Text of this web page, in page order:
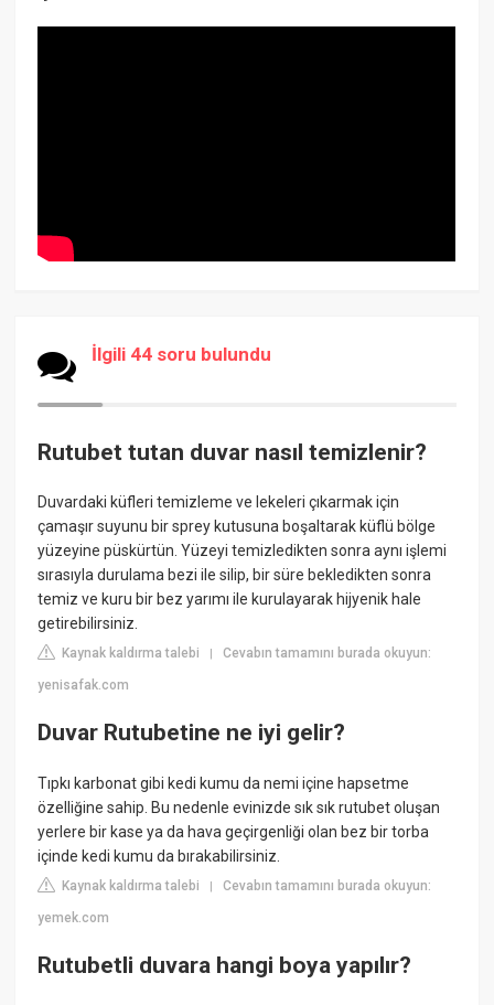
İlgili 44 soru bulundu
Rutubet tutan duvar nasıl temizlenir?
Duvardaki küfleri temizleme ve lekeleri çıkarmak için
çamaşır suyunu bir sprey kutusuna boşaltarak küflü bölge
yüzeyine püskürtün. Yüzeyi temizledikten sonra aynı işlemi
sırasıyla durulama bezi ile silip, bir süre bekledikten sonra
temiz ve kuru bir bez yarımı ile kurulayarak hijyenik hale
getirebilirsiniz.
Kaynak kaldırma talebi |Cevabın tamamını burada okuyun:
yenisafak.com
Duvar Rutubetine ne iyi gelir?
Tıpkı karbonat gibi kedi kumu da nemi içine hapsetme
özelliğine sahip. Bu nedenle evinizde sık sık rutubet oluşan
yerlere bir kase ya da hava geçirgenliği olan bez bir torba
içinde kedi kumu da bırakabilirsiniz.
Kaynak kaldırma talebi |Cevabın tamamını burada okuyun:
yemek.com
Rutubetli duvara hangi boya yapılır?